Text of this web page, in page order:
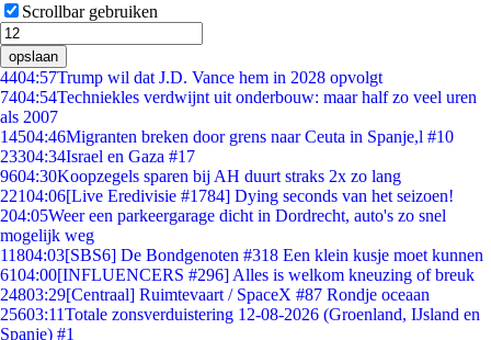
Scrollbar gebruiken
opslaan
4404:57Trump wil dat J.D. Vance hem in 2028 opvolgt
7404:54Techniekles verdwijnt uit onderbouw: maar half zo veel uren
als 2007
14504:46Migranten breken door grens naar Ceuta in Spanje,l #10
23304:34Israel en Gaza #17
9604:30Koopzegels sparen bij AH duurt straks 2x zo lang
22104:06[Live Eredivisie #1784] Dying seconds van het seizoen!
204:05Weer een parkeergarage dicht in Dordrecht, auto's zo snel
mogelijk weg
11804:03[SBS6] De Bondgenoten #318 Een klein kusje moet kunnen
6104:00[INFLUENCERS #296] Alles is welkom kneuzing of breuk
24803:29[Centraal] Ruimtevaart / SpaceX #87 Rondje oceaan
25603:11Totale zonsverduistering 12-08-2026 (Groenland, IJsland en
Spanje) #1